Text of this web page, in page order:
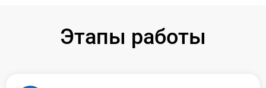
Этапы работы